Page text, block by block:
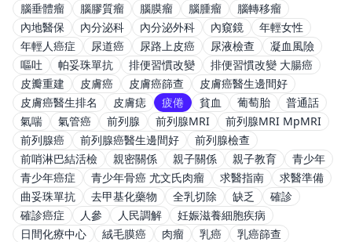
腦垂體瘤
腦膠質瘤 腦膜瘤 腦腫瘤
腦轉移瘤
內地醫保
內分泌科 內分泌外科 內窺鏡
年輕女性
年輕人癌症
尿道癌 尿路上皮癌 尿液檢查
凝血風險
嘔吐
帕妥珠單抗 排便習慣改變
排便習慣改變 大腸癌
皮瓣重建
皮膚癌 皮膚癌篩查
皮膚癌醫生邊間好
皮膚癌醫生排名
皮膚痣 疲倦 貧血 葡萄胎
普通話
氣喘
氣管癌 前列腺 前列腺MRI
前列腺MRI MpMRI
前列腺癌
前列腺癌醫生邊間好
前列腺檢查
前哨淋巴結活檢
親密關係 親子關係 親子教育
青少年
青少年癌症
青少年骨癌 尤文氏肉瘤 求醫指南
求醫準備
曲妥珠單抗
去甲基化藥物 全乳切除 缺乏
確診
確診癌症
人參 人民調解
妊娠滋養細胞疾病
日間化療中心
絨毛膜癌 肉瘤 乳癌
乳癌篩查